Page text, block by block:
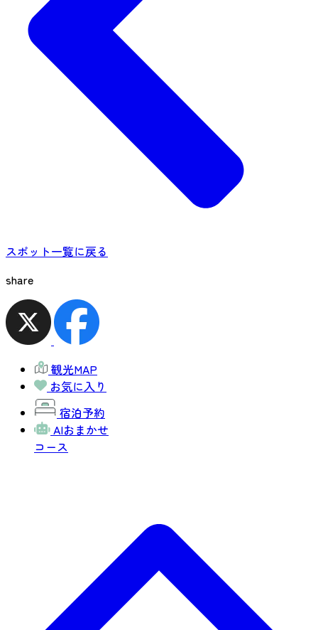
スポット一覧に戻る
share
観光MAP
お気に入り
宿泊予約
AIおまかせ
コース